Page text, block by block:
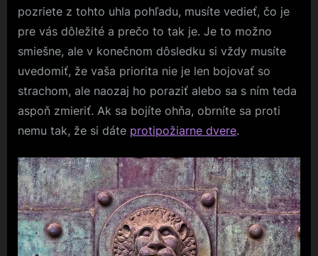
pozriete z tohto uhla pohľadu, musíte vedieť, čo je
pre vás dôležité a prečo to tak je. Je to možno
smiešne, ale v konečnom dôsledku si vždy musíte
uvedomiť, že vaša priorita nie je len bojovať so
strachom, ale naozaj ho poraziť alebo sa s ním teda
aspoň zmieriť. Ak sa bojíte ohňa, obrníte sa proti
nemu tak, že si dáte protipožiarne dvere.